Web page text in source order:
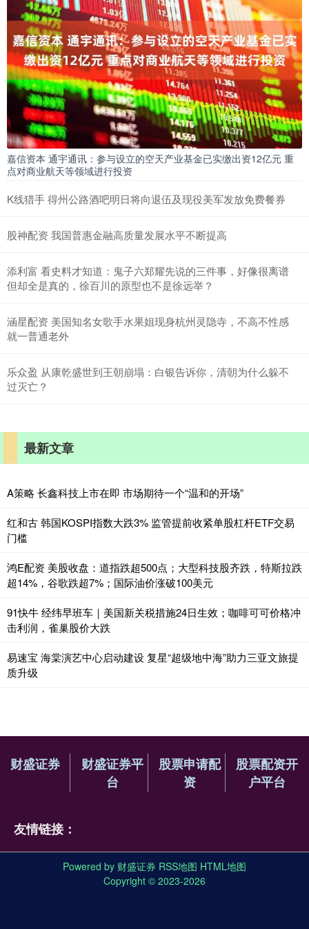
嘉信资本 通宇通讯：参与设立的空天产业基金已实缴出资12亿元 重
点对商业航天等领域进行投资
K线猎手 得州公路酒吧明日将向退伍及现役美军发放免费餐券
股神配资 我国普惠金融高质量发展水平不断提高
添利富 看史料才知道：鬼子六郑耀先说的三件事，好像很离谱
但却全是真的，徐百川的原型也不是徐远举？
涵星配资 美国知名女歌手‌水果姐现身杭州灵隐寺，不高不性感
就一普通老外
乐众盈 从康乾盛世到王朝崩塌：白银告诉你，清朝为什么躲不
过灭亡？
最新文章
A策略 长鑫科技上市在即 市场期待一个“温和的开场”
红和古 韩国KOSPI指数大跌3% 监管提前收紧单股杠杆ETF交易
门槛
鸿E配资 美股收盘：道指跌超500点；大型科技股齐跌，特斯拉跌
超14%，谷歌跌超7%；国际油价涨破100美元
91快牛 经纬早班车｜美国新关税措施24日生效；咖啡可可价格冲
击利润，雀巢股价大跌
易速宝 海棠演艺中心启动建设 复星“超级地中海”助力三亚文旅提
质升级
财盛证券
财盛证券平
台
股票申请配
资
股票配资开
户平台
友情链接：
Powered by 财盛证券 RSS地图 HTML地图
Copyright © 2023-2026